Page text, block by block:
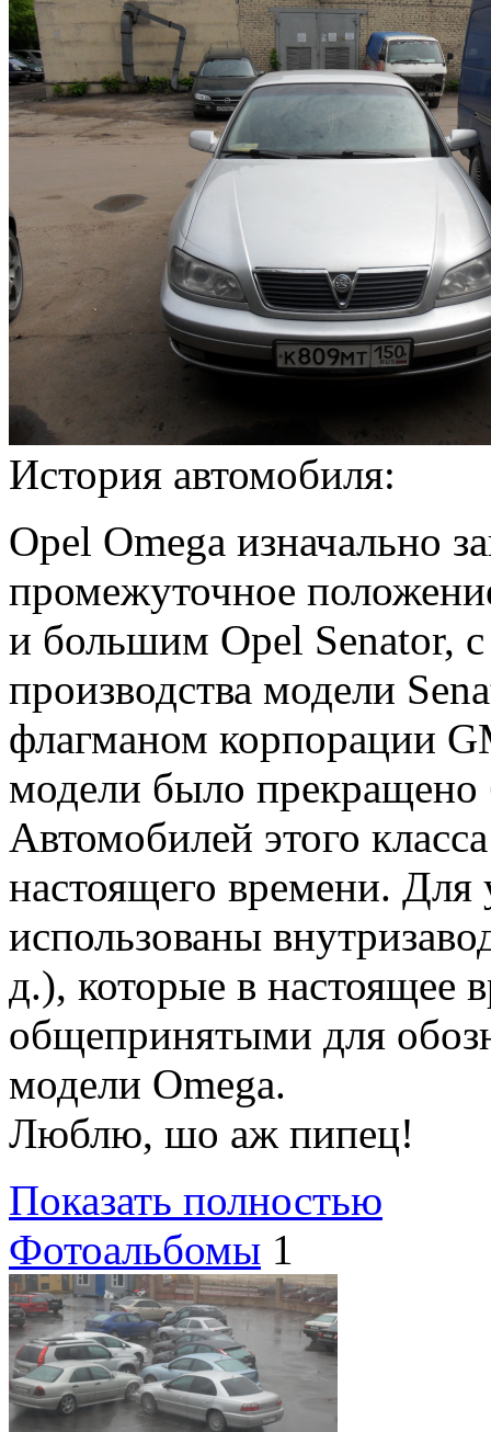
История автомобиля:
Opel Omega изначально
промежуточное
и большим Opel Senator, с
производства модели
флагманом корпорации
модели было прекращено
Автомобилей этого
настоящего времени. Для
использованы
д.), которые в настоящее
общепринятыми для
модели Omega.
Люблю, шо аж пипец!
Показать полностью
Фотоальбомы 1